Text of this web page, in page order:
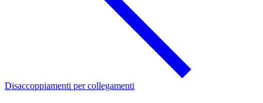
Disaccoppiamenti per collegamenti